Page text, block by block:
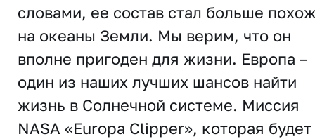
словами, ее состав стал больше
на океаны Земли. Мы верим, что он
вполне пригоден для жизни. Европа –
один из наших лучших шансов найти
жизнь в Солнечной системе. Миссия
NASA «Europa Clipper», которая будет